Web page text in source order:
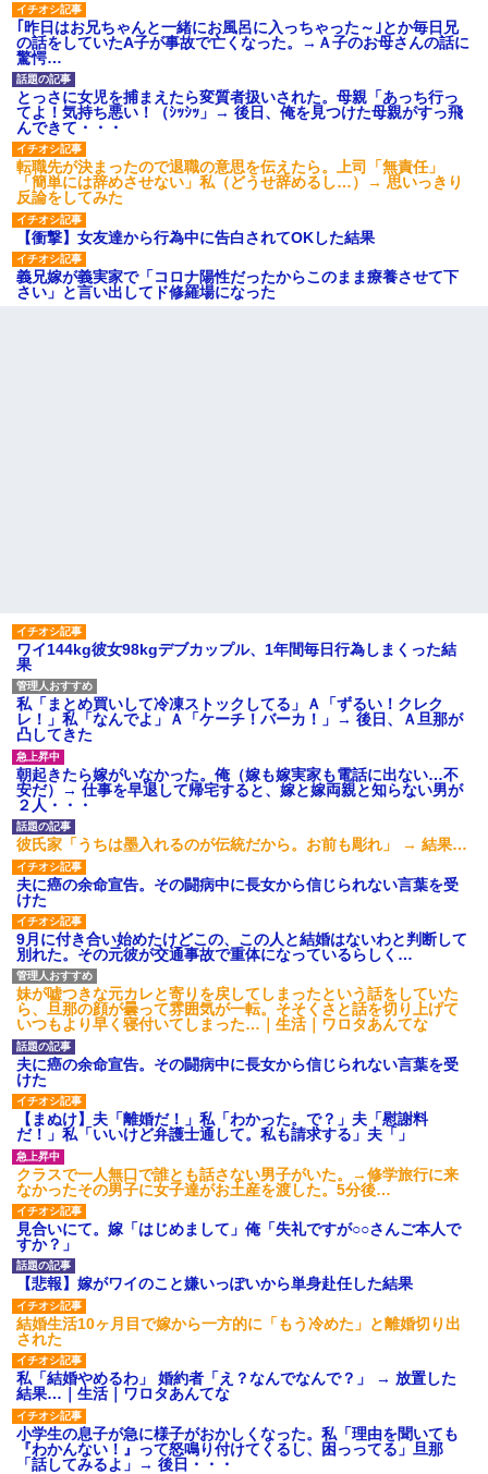
｢昨日はお兄ちゃんと一緒にお風呂に入っちゃった～｣とか毎日兄
の話をしていたA子が事故で亡くなった。→Ａ子のお母さんの話に
驚愕…
とっさに女児を捕まえたら変質者扱いされた。母親「あっち行っ
てよ！気持ち悪い！（ｼｯｼｯ」→ 後日、俺を見つけた母親がすっ飛
んできて・・・
転職先が決まったので退職の意思を伝えたら。上司「無責任」
「簡単には辞めさせない」私（どうせ辞めるし…）→ 思いっきり
反論をしてみた
【衝撃】女友達から行為中に告白されてOKした結果
義兄嫁が義実家で「コロナ陽性だったからこのまま療養させて下
さい」と言い出してド修羅場になった
ワイ144kg彼女98kgデブカップル、1年間毎日行為しまくった結
果
私「まとめ買いして冷凍ストックしてる」Ａ「ずるい！クレク
レ！」私「なんでよ」Ａ「ケーチ！バーカ！」→ 後日、Ａ旦那が
凸してきた
朝起きたら嫁がいなかった。俺（嫁も嫁実家も電話に出ない…不
安だ）→ 仕事を早退して帰宅すると、嫁と嫁両親と知らない男が
２人・・・
彼氏家「うちは墨入れるのが伝統だから。お前も彫れ」 → 結果…
夫に癌の余命宣告。その闘病中に長女から信じられない言葉を受
けた
9月に付き合い始めたけどこの、この人と結婚はないわと判断して
別れた。その元彼が交通事故で重体になっているらしく…
妹が嘘つきな元カレと寄りを戻してしまったという話をしていた
ら、旦那の顔が曇って雰囲気が一転。そそくさと話を切り上げて
いつもより早く寝付いてしまった…｜生活｜ワロタあんてな
夫に癌の余命宣告。その闘病中に長女から信じられない言葉を受
けた
【まぬけ】夫「離婚だ！」私「わかった。で？」夫「慰謝料
だ！」私「いいけど弁護士通して。私も請求する」夫「」
クラスで一人無口で誰とも話さない男子がいた。→修学旅行に来
なかったその男子に女子達がお土産を渡した。5分後…
見合いにて。嫁「はじめまして」俺「失礼ですが○○さんご本人で
すか？」
【悲報】嫁がワイのこと嫌いっぽいから単身赴任した結果
結婚生活10ヶ月目で嫁から一方的に「もう冷めた」と離婚切り出
された
私「結婚やめるわ」 婚約者「え？なんでなんで？」 → 放置した
結果…｜生活｜ワロタあんてな
小学生の息子が急に様子がおかしくなった。私「理由を聞いても
『わかんない！』って怒鳴り付けてくるし、困っってる」旦那
「話してみるよ」→ 後日・・・